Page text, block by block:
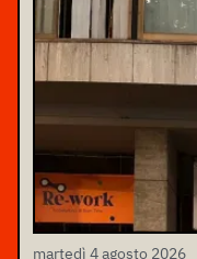
martedì 4 agosto 2026